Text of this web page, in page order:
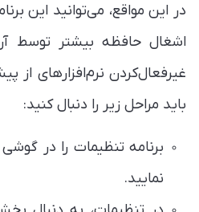
در این مواقع، می‌توانید این
اشغال حافظه بیشتر توسط
غیرفعال‌کردن نرم‌افزارهای
باید مراحل زیر را دنبال کنید:
برنامه تنظیمات را در گوشی
نمایید.